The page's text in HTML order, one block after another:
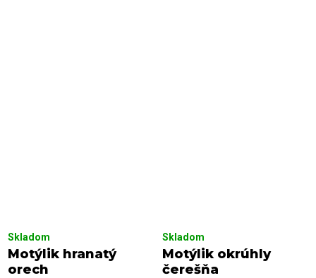
Motýlik hranatý
orech
Skladom
Motýlik okrúhly
čerešňa
Skladom